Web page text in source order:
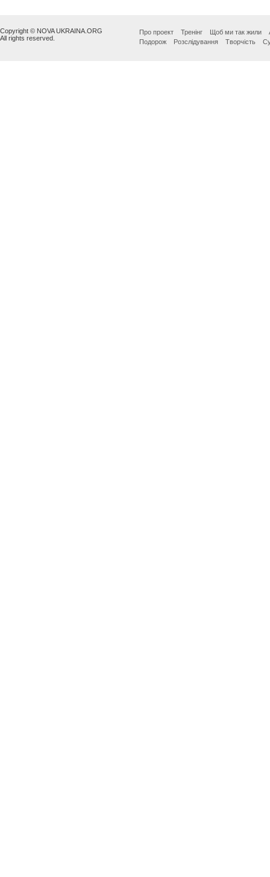
Copyright © NOVA UKRAINA.ORG
All rights reserved.
Про проект Тренінг Щоб ми так жили
Подорож
Розслідування Творчість